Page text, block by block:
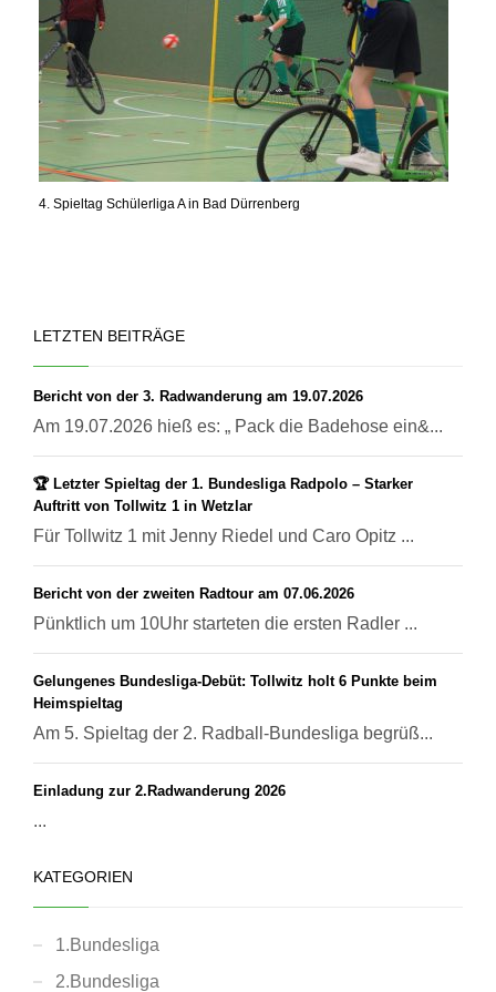
4. Spieltag Schülerliga A in Bad Dürrenberg
LETZTEN BEITRÄGE
Bericht von der 3. Radwanderung am 19.07.2026
Am 19.07.2026 hieß es: „ Pack die Badehose ein&...
🏆 Letzter Spieltag der 1. Bundesliga Radpolo – Starker
Auftritt von Tollwitz 1 in Wetzlar
Für Tollwitz 1 mit Jenny Riedel und Caro Opitz ...
Bericht von der zweiten Radtour am 07.06.2026
Pünktlich um 10Uhr starteten die ersten Radler ...
Gelungenes Bundesliga-Debüt: Tollwitz holt 6 Punkte beim
Heimspieltag
Am 5. Spieltag der 2. Radball-Bundesliga begrüß...
Einladung zur 2.Radwanderung 2026
...
KATEGORIEN
1.Bundesliga
2.Bundesliga